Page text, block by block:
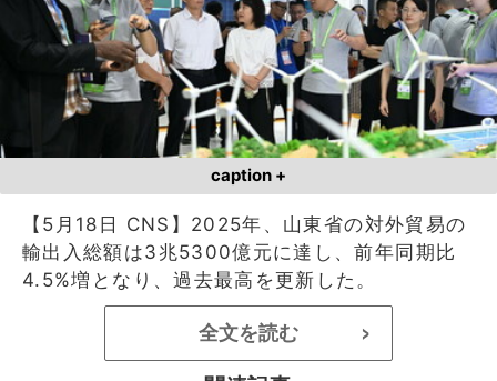
caption +
【5月18日 CNS】2025年、山東省の対外貿易の
輸出入総額は3兆5300億元に達し、前年同期比
4.5%増となり、過去最高を更新した。
全文を読む >